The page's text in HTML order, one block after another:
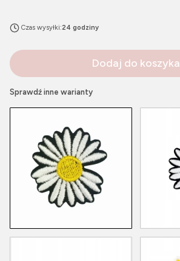
Czas wysyłki:24 godziny
Dodaj do koszyka
Sprawdź inne warianty